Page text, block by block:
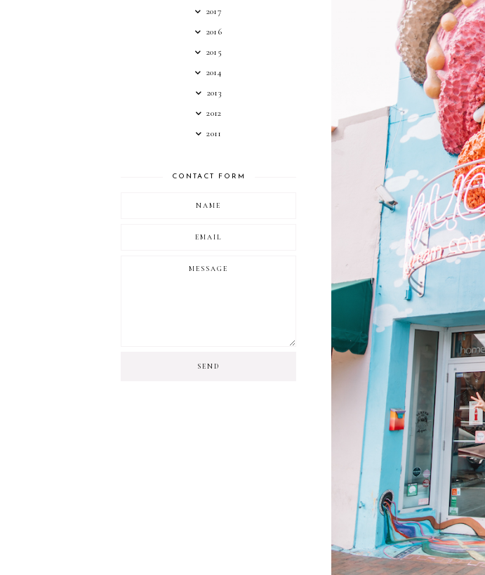
2017
2016
2015
2014
2013
2012
2011
CONTACT FORM